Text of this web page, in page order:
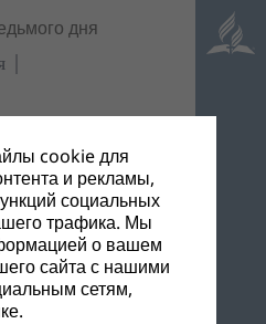
|
cookie для
и рекламы,
социальных
трафика. Мы
о вашем
сайта с нашими
сетям,